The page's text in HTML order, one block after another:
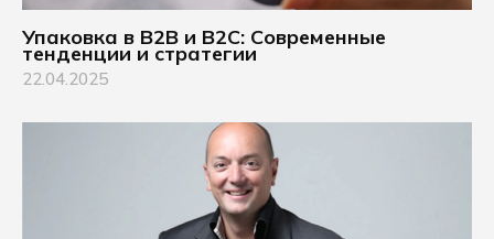
Упаковка в B2B и B2C: Современные
тенденции и стратегии
22.04.2025